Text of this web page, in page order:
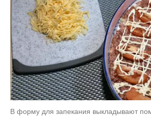
В форму для запекания выкладывают